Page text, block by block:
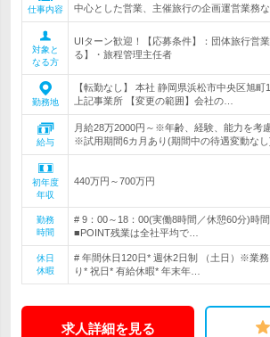
仕事内容
中心とした営業、主催旅行の企画運営業務
対象と
なる方
UIターン歓迎！【応募条件】：団体旅行営
る】・旅程管理主任者
勤務地
【転勤なし】 本社 静岡県浜松市中央区旭町
上記事業所 【変更の範囲】会社の…
給与
月給28万2000円～※年齢、経験、能力を考
※試用期間6カ月あり(期間中の待遇変動な
初年度
年収
440万円～700万円
勤務
時間
# 9：00～18：00(実働8時間／休憩60分)時
■POINT残業は全社平均で…
休日
休暇
# 年間休日120日* 週休2日制 （土日）※業
り* 祝日* 有給休暇* 年末年…
求人詳細を見る